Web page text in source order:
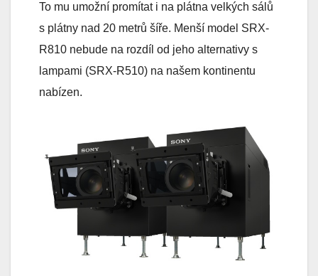
To mu umožní promítat i na plátna velkých sálů
s plátny nad 20 metrů šíře. Menší model SRX-
R810 nebude na rozdíl od jeho alternativy s
lampami (SRX-R510) na našem kontinentu
nabízen.